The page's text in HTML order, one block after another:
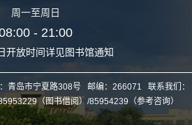
周一至周日
- 21:00
开放时间详见图书馆通知
青岛市宁夏路308号 邮编：266071 联系我们：
（图书借阅）/85954239（参考咨询）